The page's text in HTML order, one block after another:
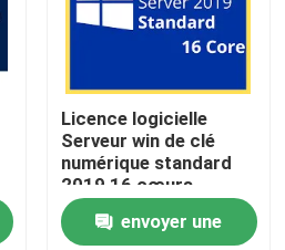
Licence logicielle
Serveur win de clé
numérique standard
2019 16 cœurs
envoyer une